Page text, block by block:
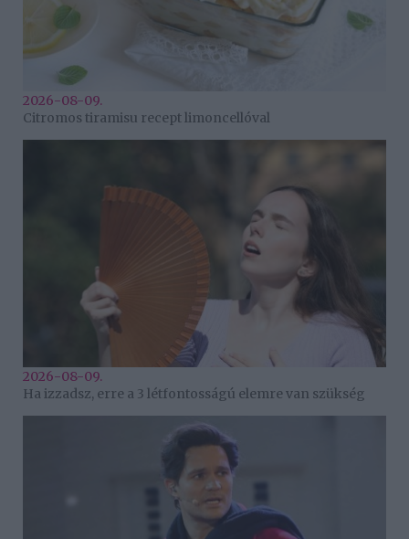
2026-08-09.
Citromos tiramisu recept limoncellóval
2026-08-09.
Ha izzadsz, erre a 3 létfontosságú elemre van szükség